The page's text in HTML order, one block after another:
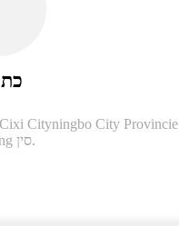
Cityningbo City Provincie
Zhejiang סין.